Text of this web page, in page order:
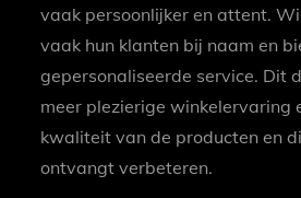
vaak persoonlijker en attent.
vaak hun klanten bij naam en
gepersonaliseerde service. Dit
meer plezierige winkelervaring
kwaliteit van de producten en
ontvangt verbeteren.